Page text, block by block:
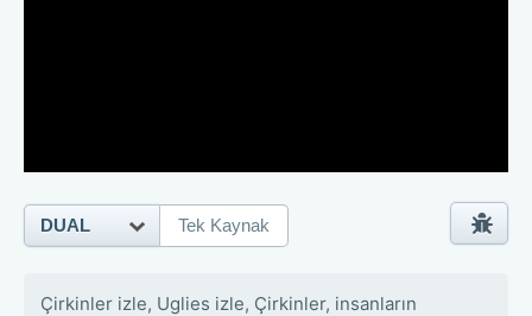
Çirkinler izle, Uglies izle, Çirkinler, insanların
DUAL Tek Kaynak